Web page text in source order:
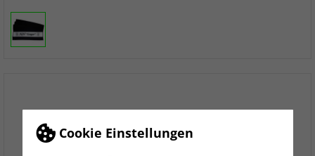
Cookie Einstellungen